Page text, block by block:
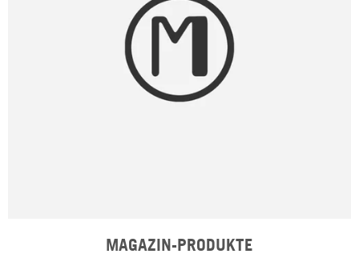
MAGAZIN-PRODUKTE